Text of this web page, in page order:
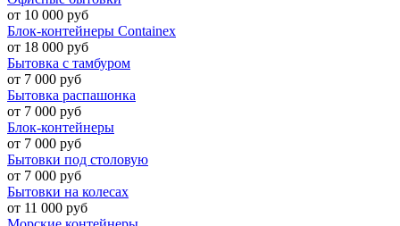
от 10 000 руб
Блок-контейнеры Containex
от 18 000 руб
Бытовка с тамбуром
от 7 000 руб
Бытовка распашонка
от 7 000 руб
Блок-контейнеры
от 7 000 руб
Бытовки под столовую
от 7 000 руб
Бытовки на колесах
от 11 000 руб